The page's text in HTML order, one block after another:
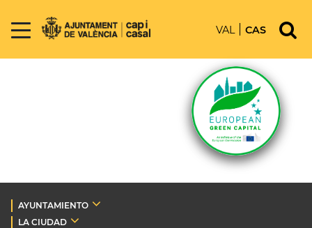
VAL CAS
AYUNTAMIENTO
LA CIUDAD